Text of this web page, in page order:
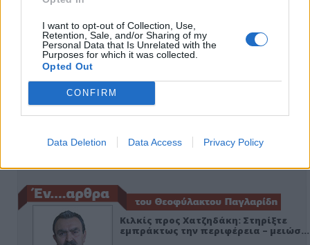
I want to opt-out of Collection, Use,
Retention, Sale, and/or Sharing of my
Personal Data that Is Unrelated with the
Purposes for which it was collected.
Opted Out
CONFIRM
Data Deletion Data Access Privacy Policy
ΑΠΟΨΕΙΣ
Εδώ Παππάς, εκεί Παππάς, που είναι
Κιλκίς προς Χατζηδάκη: Στηρίξτε
εμπράκτως την περιφέρεια – μειώσ…